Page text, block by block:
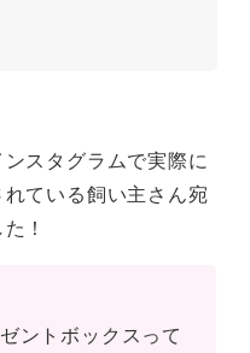
スタグラムで実際に
ている飼い主さん宛
！
ントボックスって